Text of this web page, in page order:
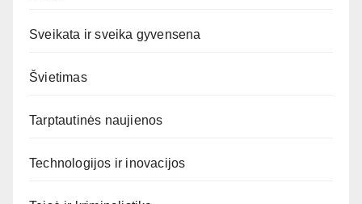
Sveikata ir sveika gyvensena
Švietimas
Tarptautinės naujienos
Technologijos ir inovacijos